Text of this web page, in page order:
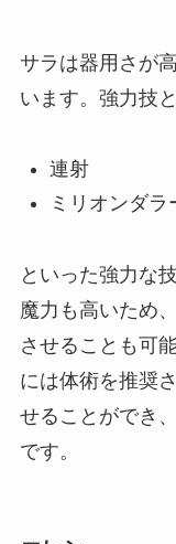
サラは器用さが
います。強力技
連射
ミリオンダラ
といった強力な
魔力も高いため
させることも可
には体術を推奨
せることができ
です。